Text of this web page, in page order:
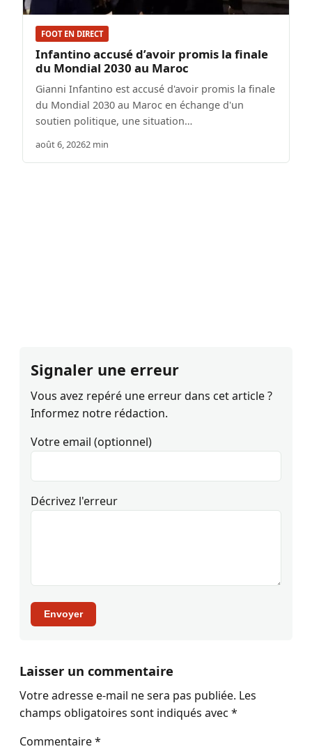
FOOT EN DIRECT
Infantino accusé d’avoir promis la finale
du Mondial 2030 au Maroc
Gianni Infantino est accusé d'avoir promis la finale
du Mondial 2030 au Maroc en échange d'un
soutien politique, une situation…
août 6, 20262 min
Signaler une erreur
Vous avez repéré une erreur dans cet article ?
Informez notre rédaction.
Votre email (optionnel)
Décrivez l'erreur
Envoyer
Laisser un commentaire
Votre adresse e-mail ne sera pas publiée. Les
champs obligatoires sont indiqués avec *
Commentaire*